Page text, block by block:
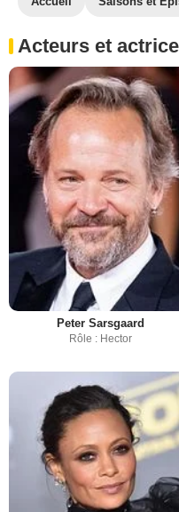
Acteurs et
Peter Sarsgaard
Rôle : Hector